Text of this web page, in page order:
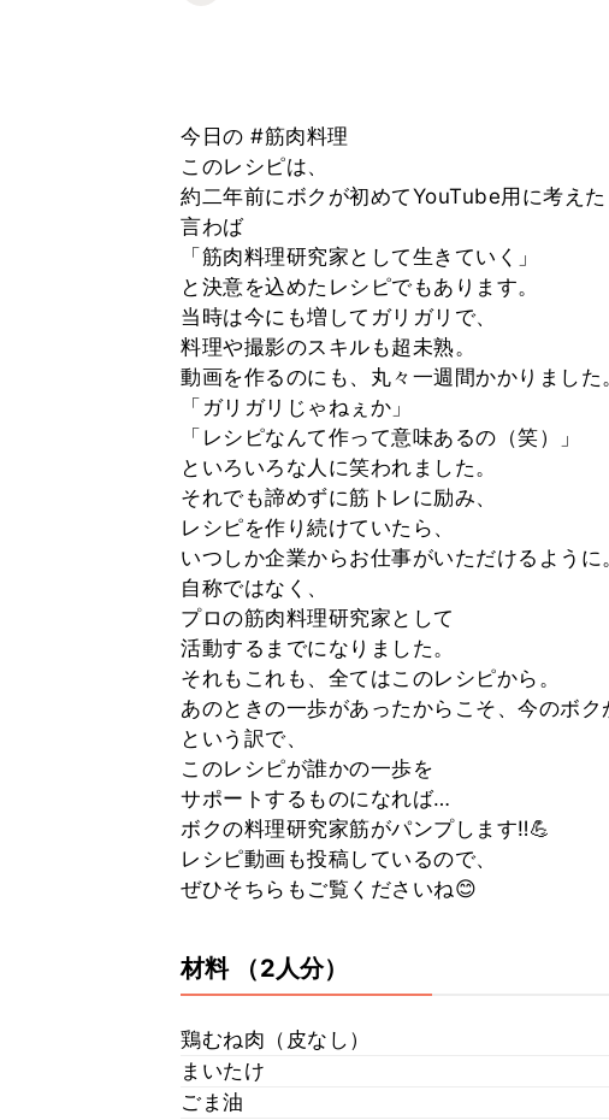
今日の #筋肉料理
このレシピは、
約二年前にボクが初めてYouTube用に考えた
言わば
「筋肉料理研究家として生きていく」
と決意を込めたレシピでもあります。
当時は今にも増してガリガリで、
料理や撮影のスキルも超未熟。
動画を作るのにも、丸々一週間かかりました
「ガリガリじゃねぇか」
「レシピなんて作って意味あるの（笑）」
といろいろな人に笑われました。
それでも諦めずに筋トレに励み、
レシピを作り続けていたら、
いつしか企業からお仕事がいただけるように
自称ではなく、
プロの筋肉料理研究家として
活動するまでになりました。
それもこれも、全てはこのレシピから。
あのときの一歩があったからこそ、今のボク
という訳で、
このレシピが誰かの一歩を
サポートするものになれば…
ボクの料理研究家筋がパンプします‼️💪
レシピ動画も投稿しているので、
ぜひそちらもご覧くださいね😊
材料 （2人分）
鶏むね肉（皮なし）
まいたけ
ごま油